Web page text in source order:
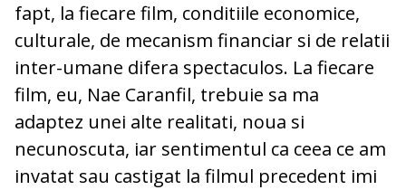
fapt, la fiecare film, conditiile economice,
culturale, de mecanism financiar si de relatii
inter-umane difera spectaculos. La fiecare
film, eu, Nae Caranfil, trebuie sa ma
adaptez unei alte realitati, noua si
necunoscuta, iar sentimentul ca ceea ce am
invatat sau castigat la filmul precedent imi